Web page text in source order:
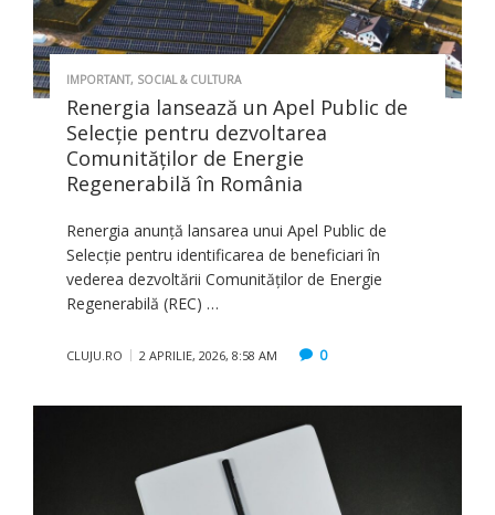
IMPORTANT, SOCIAL & CULTURA
Renergia lansează un Apel Public de
Selecție pentru dezvoltarea
Comunităților de Energie
Regenerabilă în România
Renergia anunță lansarea unui Apel Public de
Selecție pentru identificarea de beneficiari în
vederea dezvoltării Comunităților de Energie
Regenerabilă (REC) …
CLUJU.RO 2 APRILIE, 2026, 8:58 AM 0